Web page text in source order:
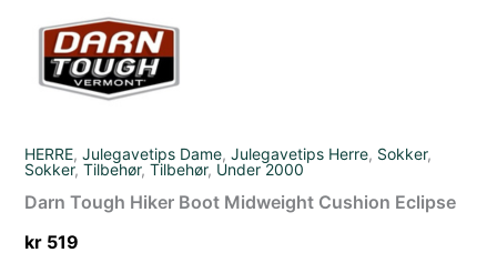
HERRE,Julegavetips Dame,Julegavetips Herre, Sokker,
Sokker,Tilbehør,Tilbehør, Under 2000
Darn Tough Hiker Boot Midweight Cushion Eclipse
kr 519